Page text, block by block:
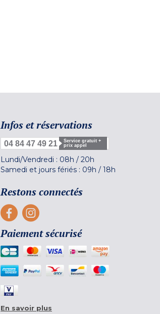
Infos et réservations
04 84 47 49 21
Service gratuit +
prix appel
Lundi/Vendredi : 08h / 20h
Samedi et jours fériés : 09h / 18h
Restons connectés
Paiement sécurisé
En savoir plus